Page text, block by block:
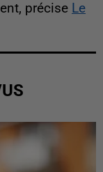
précise Le